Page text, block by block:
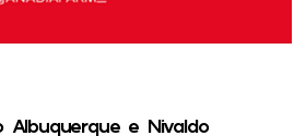
e Nivaldo